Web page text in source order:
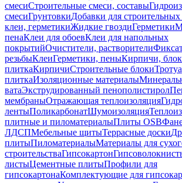
смесиСтроительные смеси, составы
смесиГрунтовкиДобавки для строительных
клеи, герметикиЖидкие гвоздиГерметики
пенаКлеи для обоевКлеи для напольных
покрытийОчистители, растворители
резьбыКлеиГерметики, пеныКирпичи,
плиткаКирпичиСтроительные блоки
плиткаИзоляционные материалы
ватаЭкструдированный пенополистирол
мембраныОтражающая теплоизоляция
лентыПоликарбонатШумоизоляция
плитные и пиломатериалыПлиты OSB
ЛДСПМебельные щитыТеррасные доски
плитыПиломатериалыМатериалы для
строительстваГипсокартон
листыЦементные плитыПрофили для
гипсокартонаКомплектующие для